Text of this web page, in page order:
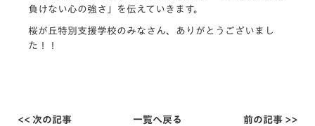
負けない心の強さ」を伝えていきます。
桜が丘特別支援学校のみなさん、ありがとうございまし
た！！
<< 次の記事 一覧へ戻る 前の記事 >>